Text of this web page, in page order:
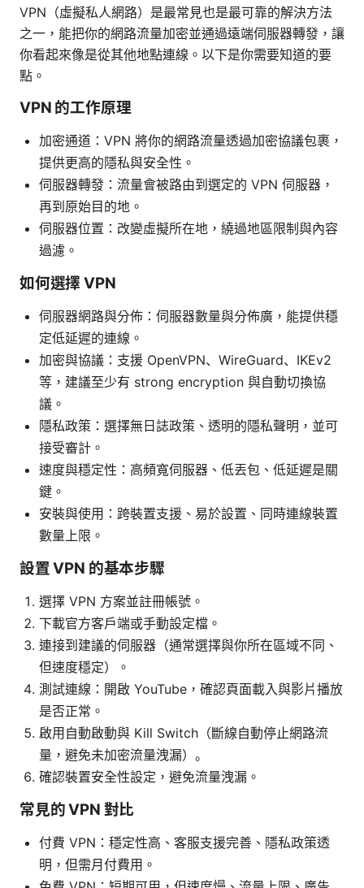
VPN（虛擬私人網路）是最常見也是最可靠的解決方法
之一，能把你的網路流量加密並通過遠端伺服器轉發，讓
你看起來像是從其他地點連線。以下是你需要知道的要
點。
VPN 的工作原理
加密通道：VPN 將你的網路流量透過加密協議包裹，
提供更高的隱私與安全性。
伺服器轉發：流量會被路由到選定的 VPN 伺服器，
再到原始目的地。
伺服器位置：改變虛擬所在地，繞過地區限制與內容
過濾。
如何選擇 VPN
伺服器網路與分佈：伺服器數量與分佈廣，能提供穩
定低延遲的連線。
加密與協議：支援 OpenVPN、WireGuard、IKEv2
等，建議至少有 strong encryption 與自動切換協
議。
隱私政策：選擇無日誌政策、透明的隱私聲明，並可
接受審計。
速度與穩定性：高頻寬伺服器、低丟包、低延遲是關
鍵。
安裝與使用：跨裝置支援、易於設置、同時連線裝置
數量上限。
設置 VPN 的基本步驟
選擇 VPN 方案並註冊帳號。
下載官方客戶端或手動設定檔。
連接到建議的伺服器（通常選擇與你所在區域不同、
但速度穩定）。
測試連線：開啟 YouTube，確認頁面載入與影片播放
是否正常。
啟用自動啟動與 Kill Switch（斷線自動停止網路流
量，避免未加密流量洩漏）。
確認裝置安全性設定，避免流量洩漏。
常見的 VPN 對比
付費 VPN：穩定性高、客服支援完善、隱私政策透
明，但需月付費用。